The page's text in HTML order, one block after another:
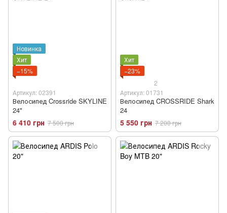
Новинка
Хит
−15%
Артикул: 02391
Велосипед Crossride SKYLINE
24"
6 410 грн 7 500 грн
Хит
−23%
2
Артикул: 01731
Велосипед CROSSRIDE Shark
24
5 550 грн 7 200 грн